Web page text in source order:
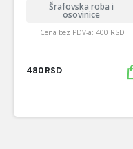
Šrafovska roba i
osovinice
Cena bez PDV-a: 400 RSD
480RSD